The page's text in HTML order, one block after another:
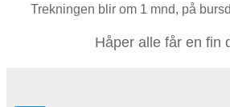
Trekningen blir om 1 mnd, på
Håper alle får en fin